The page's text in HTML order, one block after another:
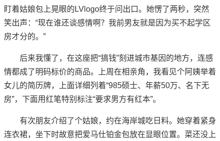
盯着姑娘包上晃眼的LVlogo终于问出口。她愣了两秒，突然
笑出声：“现在谁还谈感情啊？我前男友就是因为买不起学区
房才分的。”
后来我懂了，在这座把“搞钱”刻进城市基因的地方，连感
情都成了明码标价的商品。上周在相亲角，我看见个阿姨举着
女儿的简历牌，上面详细列着“985硕士、年薪50万、名下无
房”，下面用红笔特别标注“要求男方有红本”。
有次朋友介绍了个姑娘，约在海岸城吃日料。她穿着紧身
连衣裙，坐下时故意把爱马仕铂金包放在显眼位置。菜还没上